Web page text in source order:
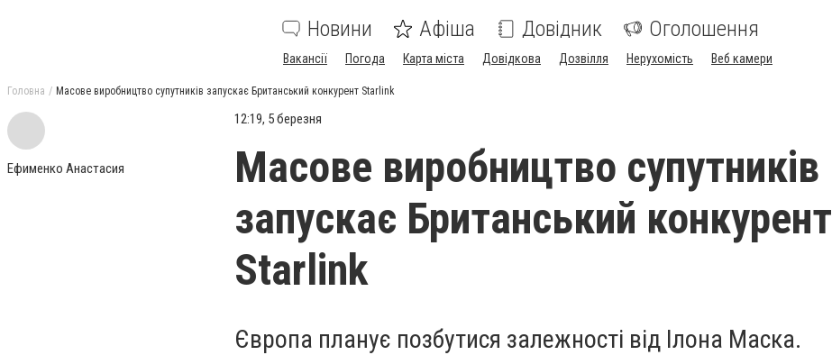
Новини Афіша Довідник Оголошення
Вакансії Погода Карта міста Довідкова Дозвілля Нерухомість Веб камери
Головна Масове виробництво супутників запускає Британський конкурент Starlink
Ефименко Анастасия
12:19, 5 березня
Масове виробництво супутників
запускає Британський конкурент
Starlink
Європа планує позбутися залежності від Ілона Маска.